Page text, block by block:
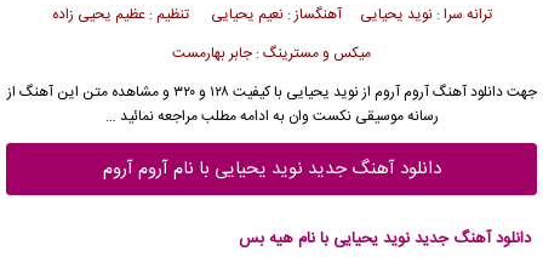
ترانه سرا : نوید یحیایی آهنگساز : نعیم یحیایی تنظیم : عظیم یحیی زاده
میکس و مسترینگ : جابر بهارمست
جهت دانلود آهنگ آروم آروم ازنوید یحیایی
با کیفیت ۱۲۸ و ۳۲۰ و مشاهده متن این آهنگ از
رسانه موسیقی نکست وان به ادامه مطلب مراجعه نمائید …
دانلود آهنگ جدید نوید یحیایی با نام آروم آروم
دانلود آهنگ جدید نوید یحیایی با نام هیه بس